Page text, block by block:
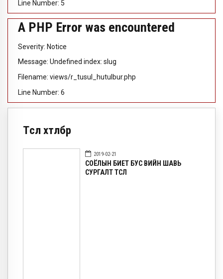
Line Number: 5
A PHP Error was encountered
Severity: Notice
Message: Undefined index: slug
Filename: views/r_tusul_hutulbur.php
Line Number: 6
Төсөл хөтөлбөр
2019-02-21
СОЁЛЫН БИЕТ БУС ӨВИЙН ШАВЬ
СУРГАЛТ ТӨСӨЛ